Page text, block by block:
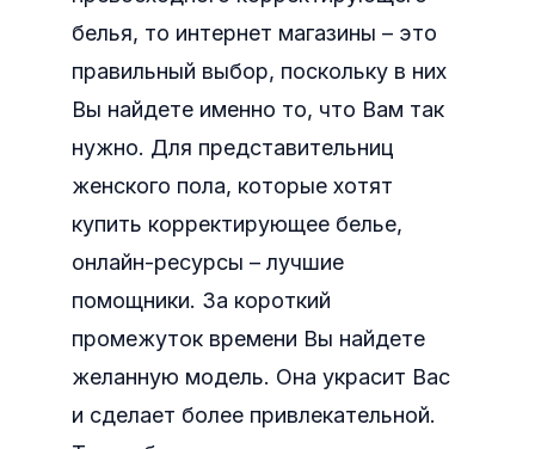
белья, то интернет магазины – это
правильный выбор, поскольку в них
Вы найдете именно то, что Вам так
нужно. Для представительниц
женского пола, которые хотят
купить корректирующее белье,
онлайн-ресурсы – лучшие
помощники. За короткий
промежуток времени Вы найдете
желанную модель. Она украсит Вас
и сделает более привлекательной.